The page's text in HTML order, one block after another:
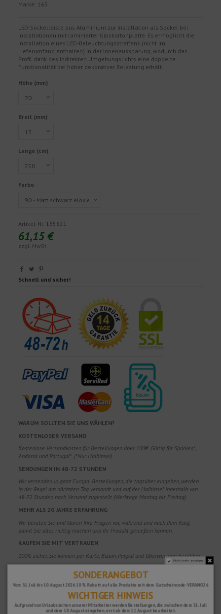
Marke: 165
LED-Sockelleiste aus Aluminium zur Installation als Sockel bei
Installationen mit laminierter Gipskartonplatte. Es ermöglicht die
Installation eines LED-Beleuchtungsstreifens (nicht im
Lieferumfang enthalten) in der Innenaussparung, wodurch das
Profil dank des indirekten Umgebungslichts eine doppelte
Funktionalität bei hoher dekorativer Belastung erhält.
Höhe (mm)
Breit (mm)
Lange (cm)
Farbe
Artikel-Nr. 165821
61,15 €
zzgl. MwSt.
Schnell und sicher!
WARUM SOLLTEN SIE UNS WÄHLEN?
KOSTENLOSER VERSAND
Kostenlose Versandkosten für Bestellungen über 100€. Gültig für Spanien*,
Andorra und Portugal*. (*Nur Halbinsel)
SENDUNGEN IN 48-72 STUNDEN
Wir versenden in ganz Europa. Bestellungen, die tagsüber eingehen, werden
in der Regel am nächsten Tag versandt und auf der Halbinsel innerhalb von
48-72 Stunden nach Versand zugestellt (Werktage Montag bis Freitag).
MEHR ALS 20 JAHRE ERFAHRUNG
Wir beraten Sie und klären Ihre Fragen vor, während und nach dem Kauf,
damit Sie alles richtig machen und Ihr Produkt genießen können.
KAUFEN SIE MIT VERTRAUEN
100% sicher, Sie können per Karte, Bizum, Paypal und Überweisung bezahlen.
Sie haben 15 Tage Rückgaberecht, wenn Sie nicht zufrieden sind und 2 Jahre
Garantie auf alle unsere Produkte.
Nicht mehr anzeigen.
SONDERANGEBOT
Vom 31. Juli bis 10. August 2026 10 % Rabatt auf alle Produkte mit dem Gutscheincode: VERANO26
WICHTIGER HINWEIS
Aufgrund von Urlaubszeiten unserer Mitarbeiter werden Bestellungen, die zwischen dem 31. Juli
und dem 10. August eingehen, erst ab dem 11. August bearbeitet.